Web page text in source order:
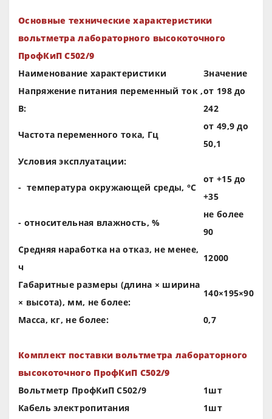
Основные технические характеристики
вольтметра лабораторного высокоточного
ПрофКиП С502/9
Наименование характеристики
Значение
Напряжение питания переменный ток ,
В:
от 198 до
242
Частота переменного тока, Гц
от 49,9 до
50,1
Условия эксплуатации:
- температура окружающей среды, °С
от +15 до
+35
- относительная влажность, %
не более
90
Средняя наработка на отказ, не менее,
ч
12000
Габаритные размеры (длина × ширина
× высота), мм, не более:
140×195×90
Масса, кг, не более: 0,7
Комплект поставки вольтметра лабораторного
высокоточного ПрофКиП С502/9
Вольтметр ПрофКиП С502/9
1шт
Кабель электропитания
1шт